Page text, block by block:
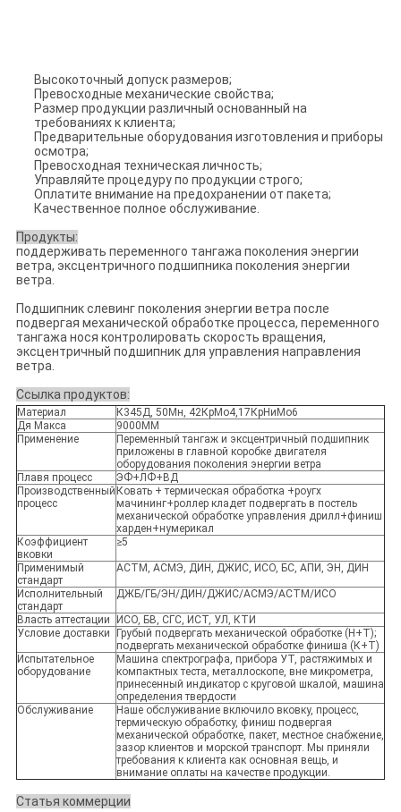
Высокоточный допуск размеров;
Превосходные механические свойства;
Размер продукции различный основанный на
требованиях к клиента;
Предварительные оборудования изготовления и приборы
осмотра;
Превосходная техническая личность;
Управляйте процедуру по продукции строго;
Оплатите внимание на предохранении от пакета;
Качественное полное обслуживание.
Продукты:
поддерживать переменного тангажа поколения энергии
ветра, эксцентричного подшипника поколения энергии
ветра.
Подшипник слевинг поколения энергии ветра после
подвергая механической обработке процесса, переменного
тангажа нося контролировать скорость вращения,
эксцентричный подшипник для управления направления
ветра.
Ссылка продуктов:
Материал
К345Д, 50Мн, 42КрМо4,17КрНиМо6
Дя Макса
9000ММ
Применение
Переменный тангаж и эксцентричный подшипник
приложены в главной коробке двигателя
оборудования поколения энергии ветра
Плавя процесс
ЭФ+ЛФ+ВД
Производственный
процесс
Ковать + термическая обработка +роугх
мачининг+роллер кладет подвергать в постель
механической обработке управления дрилл+финиш
харден+нумерикал
Коэффициент
вковки
≥5
Применимый
стандарт
АСТМ, АСМЭ, ДИН, ДЖИС, ИСО, БС, АПИ, ЭН, ДИН
Исполнительный
стандарт
ДЖБ/ГБ/ЭН/ДИН/ДЖИС/АСМЭ/АСТМ/ИСО
Власть аттестации
ИСО, БВ, СГС, ИСТ, УЛ, КТИ
Условие доставки
Грубый подвергать механической обработке (Н+Т);
подвергать механической обработке финиша (К+Т)
Испытательное
оборудование
Машина спектрографа, прибора УТ, растяжимых и
компактных теста, металлоскопе, вне микрометра,
принесенный индикатор с круговой шкалой, машина
определения твердости
Обслуживание
Наше обслуживание включило вковку, процесс,
термическую обработку, финиш подвергая
механической обработке, пакет, местное снабжение,
зазор клиентов и морской транспорт. Мы приняли
требования к клиента как основная вещь, и
внимание оплаты на качестве продукции.
Статья коммерции